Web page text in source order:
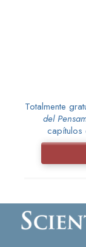
Totalmente
del
capítulos